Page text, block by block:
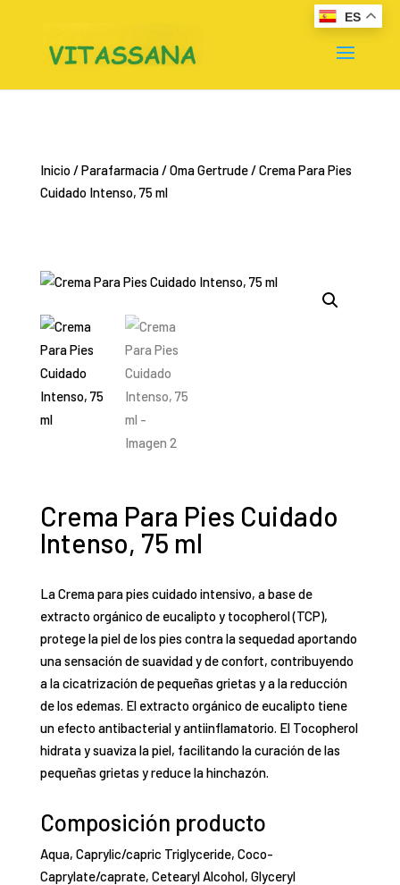
Inicio/Parafarmacia/Oma Gertrude/ Crema Para Pies
Cuidado Intenso, 75 ml
Crema Para Pies Cuidado
Intenso, 75 ml
La Crema para pies cuidado intensivo, a base de
extracto orgánico de eucalipto y tocopherol (TCP),
protege la piel de los pies contra la sequedad aportando
una sensación de suavidad y de confort, contribuyendo
a la cicatrización de pequeñas grietas y a la reducción
de los edemas. El extracto orgánico de eucalipto tiene
un efecto antibacterial y antiinflamatorio. El Tocopherol
hidrata y suaviza la piel, facilitando la curación de las
pequeñas grietas y reduce la hinchazón.
Composición producto
Aqua, Caprylic/capric Triglyceride, Coco-
Caprylate/caprate, Cetearyl Alcohol, Glyceryl
ES